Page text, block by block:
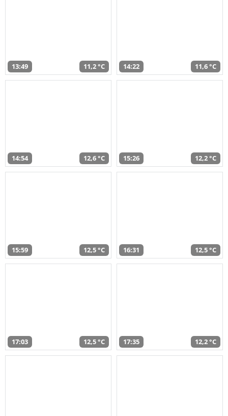
13:49 11,2 °C 14:22 11,6 °C
14:54 12,6 °C 15:26 12,2 °C
15:59 12,5 °C 16:31 12,5 °C
17:03 12,5 °C 17:35 12,2 °C